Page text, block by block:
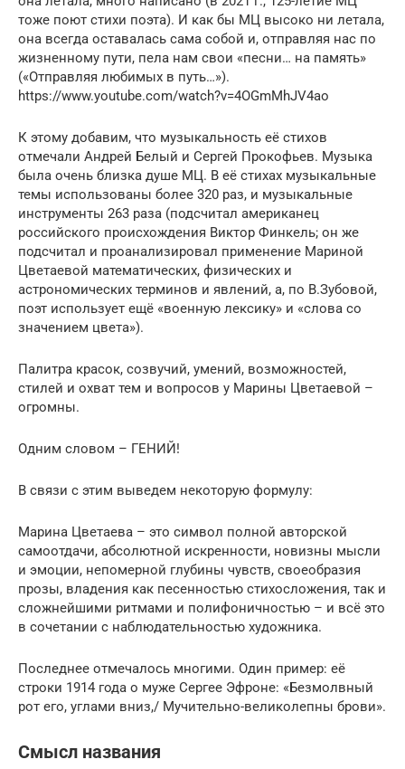
тоже поют стихи поэта). И как бы МЦ высоко ни летала,
она всегда оставалась сама собой и, отправляя нас по
жизненному пути, пела нам свои «песни… на память»
(«Отправляя любимых в путь…»).
https://www.youtube.com/watch?v=4OGmMhJV4ao
К этому добавим, что музыкальность её стихов
отмечали Андрей Белый и Сергей Прокофьев. Музыка
была очень близка душе МЦ. В её стихах музыкальные
темы использованы более 320 раз, и музыкальные
инструменты 263 раза (подсчитал американец
российского происхождения Виктор Финкель; он же
подсчитал и проанализировал применение Мариной
Цветаевой математических, физических и
астрономических терминов и явлений, а, по В.Зубовой,
поэт использует ещё «военную лексику» и «слова со
значением цвета»).
Палитра красок, созвучий, умений, возможностей,
стилей и охват тем и вопросов у Марины Цветаевой –
огромны.
Одним словом – ГЕНИЙ!
В связи с этим выведем некоторую формулу:
Марина Цветаева – это символ полной авторской
самоотдачи, абсолютной искренности, новизны мысли
и эмоции, непомерной глубины чувств, своеобразия
прозы, владения как песенностью стихосложения, так и
сложнейшими ритмами и полифоничностью – и всё это
в сочетании с наблюдательностью художника.
Последнее отмечалось многими. Один пример: её
строки 1914 года о муже Сергее Эфроне: «Безмолвный
рот его, углами вниз,/ Мучительно-великолепны брови».
Смысл названия